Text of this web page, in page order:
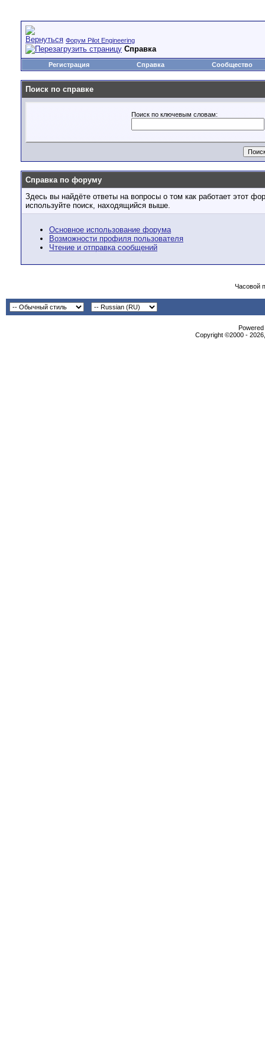
Форум Pilot Engineering
Справка
Регистрация Справка Сообщество
Поиск по справке
Поиск по ключевым словам:
Справка по форуму
Здесь вы найдёте ответы на вопросы о том как работает этот
используйте поиск, находящийся выше.
Основное использование форума
Возможности профиля пользователя
Чтение и отправка сообщений
Часовой
Copyright ©2000 -